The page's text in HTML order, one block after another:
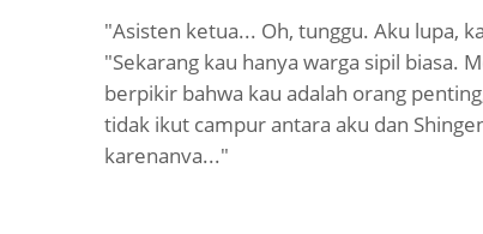
"Asisten ketua... Oh, tunggu. Aku lupa,
"Sekarang kau hanya warga sipil biasa.
berpikir bahwa kau adalah orang
tidak ikut campur antara aku dan
karenanva..."